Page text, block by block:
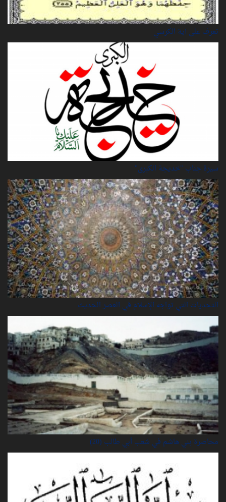
تعرف على آية الكرسي
سيرة‌ جناب "خديجة‌ الكبرى"
التحديات التي تواجه الإسلام في العصر الحديث
محاصرة بني هاشم في شعب أبي طالب (20)